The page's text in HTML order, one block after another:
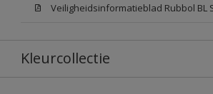
Kleurcollectie